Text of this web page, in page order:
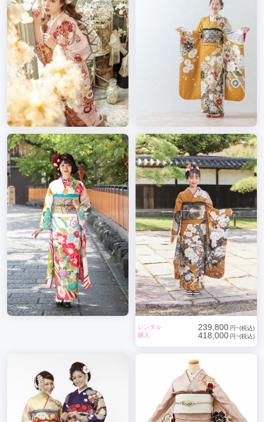
レンタル 239,800 円~(税込)
購入
418,000 円~(税込)